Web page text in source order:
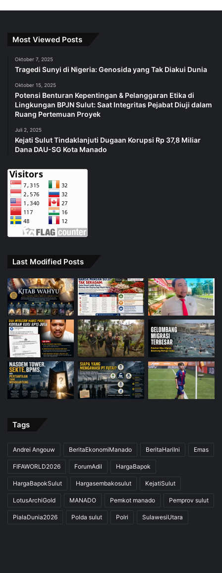
Most Viewed Posts
Oktober 7, 2025
Tragedi Sunyi di Nigeria: Genosida yang Tak Diakui Dunia
Oktober 15, 2025
Potensi Benturan Kepentingan & Pelanggaran Etika di
Lingkungan BPJN Sulut: Saat Integritas Pejabat Diuji dalam
Ruang Pertemuan Proyek
Juli 2, 2025
Kejati Sulut Tindaklanjuti Dugaan Korupsi Rp 37,8 Miliar
Dana DAU-SG Kota Manado
Last Modified Posts
Tags
Andrei Angouw BeritaEkonomiManado BeritaHariIni Emas
FIFAWORLD2026 ForumAdil HargaBapok
HargaBapokSulut Hargasembakosulut KejatiSulut
LotusArchiGold MANADO Pemkot manado Pemprov sulut
PialaDunia2026 Polda sulut Polri SulawesiUtara